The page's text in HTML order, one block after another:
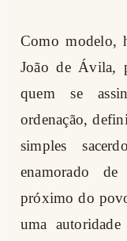
Como modelo,
João de Ávila,
quem se
ordenação,
simples
enamorado
próximo do
uma